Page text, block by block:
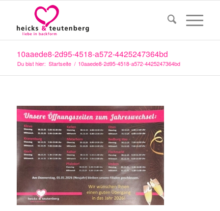
10aaede8-2d95-4518-a572-4425247364bd
Du bist hier: Startseite / 10aaede8-2d95-4518-a572-4425247364bd